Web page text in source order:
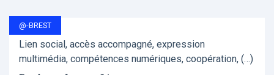
@-BREST
Lien social, accès accompagné, expression
multimédia, compétences numériques, coopération, (…)